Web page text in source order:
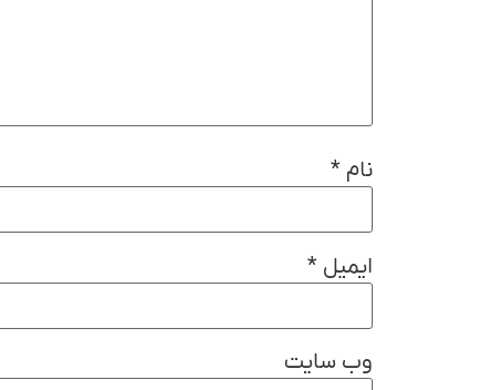
نام *
ایمیل *
وب‌ سایت